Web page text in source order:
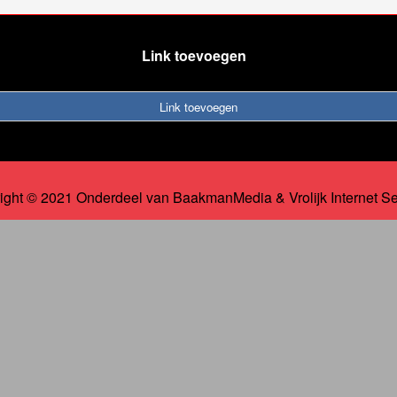
Link toevoegen
Link toevoegen
© 2021 Onderdeel van BaakmanMedia& Vrolijk Internet